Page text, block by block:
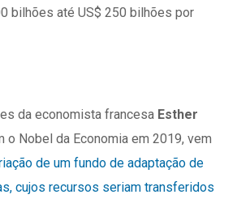
bilhões até US$ 250 bilhões por
da economista francesa Esther
o Nobel da Economia em 2019, vem
de um fundo de adaptação de
cujos recursos seriam transferidos